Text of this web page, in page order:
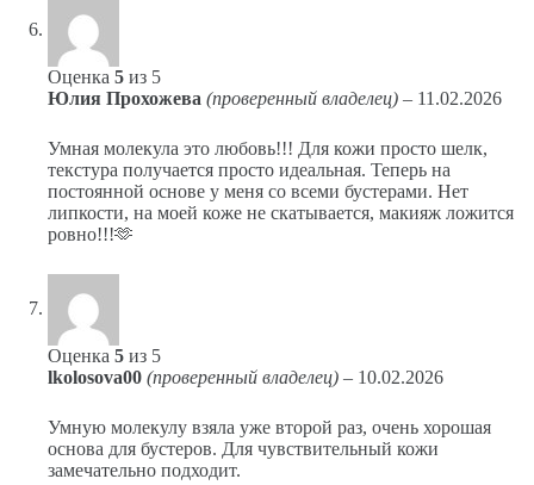
Оценка 5 из 5
Юлия Прохожева (проверенный владелец) – 11.02.2026
Умная молекула это любовь!!! Для кожи просто шелк,
текстура получается просто идеальная. Теперь на
постоянной основе у меня со всеми бустерами. Нет
липкости, на моей коже не скатывается, макияж ложится
ровно!!!🫶
Оценка 5 из 5
lkolosova00 (проверенный владелец) – 10.02.2026
Умную молекулу взяла уже второй раз, очень хорошая
основа для бустеров. Для чувствительный кожи
замечательно подходит.